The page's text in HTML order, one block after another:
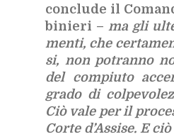
con­clu­de il
bi­nie­ri – ma gli
men­ti, che
si, non po­tran­no
del com­piu­to
gra­do di
Ciò vale per il
Cor­te d’As­si­se. E